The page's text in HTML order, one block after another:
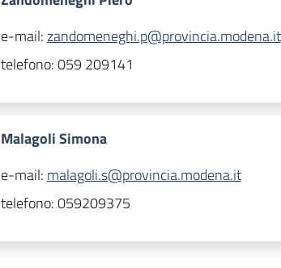
e-mail:zandomeneghi.p@provincia.modena.it
telefono:059 209141
Malagoli Simona
e-mail: malagoli.s@provincia.modena.it
telefono:059209375